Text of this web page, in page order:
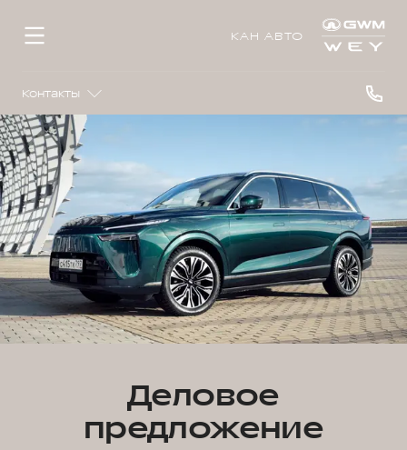
КАН АВТО
Контакты
Деловое
предложение